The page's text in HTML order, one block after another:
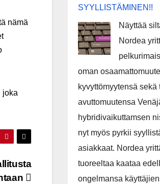
nämä
joka
SYYLLISTÄMINEN!!
Näyttää
Nordea
oman
kyvyttömyytensä sekä
avuttomuutensa
hybridivaikuttamsen
nyt myös pyrkii
asiakkaat. Nordea
tuoreeltaa kaataa
ongelmansa